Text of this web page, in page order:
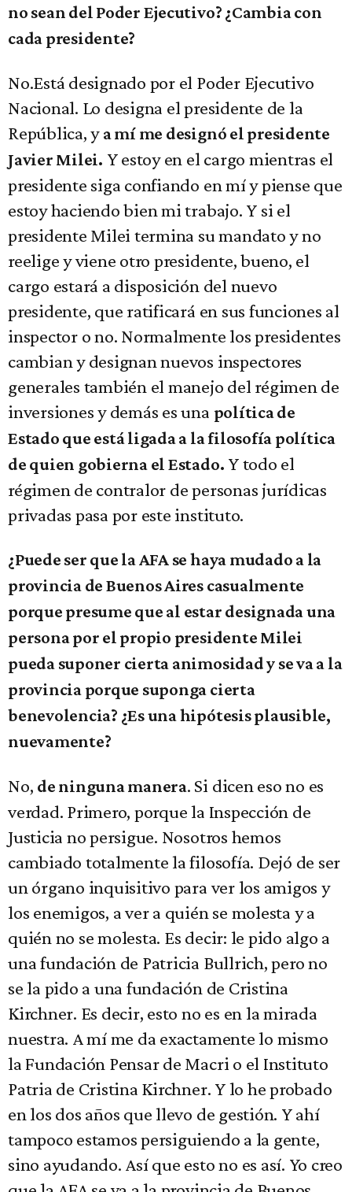
no sean del Poder Ejecutivo? ¿Cambia con
cada presidente?
No.Está designado por el Poder Ejecutivo
Nacional. Lo designa el presidente de la
República, y a mí me designó el presidente
Javier Milei. Y estoy en el cargo mientras el
presidente siga confiando en mí y piense que
estoy haciendo bien mi trabajo. Y si el
presidente Milei termina su mandato y no
reelige y viene otro presidente, bueno, el
cargo estará a disposición del nuevo
presidente, que ratificará en sus funciones al
inspector o no. Normalmente los presidentes
cambian y designan nuevos inspectores
generales también el manejo del régimen de
inversiones y demás es una política de
Estado que está ligada a la filosofía política
de quien gobierna el Estado. Y todo el
régimen de contralor de personas jurídicas
privadas pasa por este instituto.
¿Puede ser que la AFA se haya mudado a la
provincia de Buenos Aires casualmente
porque presume que al estar designada una
persona por el propio presidente Milei
pueda suponer cierta animosidad y se va a la
provincia porque suponga cierta
benevolencia? ¿Es una hipótesis plausible,
nuevamente?
No, de ninguna manera. Si dicen eso no es
verdad. Primero, porque la Inspección de
Justicia no persigue. Nosotros hemos
cambiado totalmente la filosofía. Dejó de ser
un órgano inquisitivo para ver los amigos y
los enemigos, a ver a quién se molesta y a
quién no se molesta. Es decir: le pido algo a
una fundación de Patricia Bullrich, pero no
se la pido a una fundación de Cristina
Kirchner. Es decir, esto no es en la mirada
nuestra. A mí me da exactamente lo mismo
la Fundación Pensar de Macri o el Instituto
Patria de Cristina Kirchner. Y lo he probado
en los dos años que llevo de gestión. Y ahí
tampoco estamos persiguiendo a la gente,
sino ayudando. Así que esto no es así. Yo creo